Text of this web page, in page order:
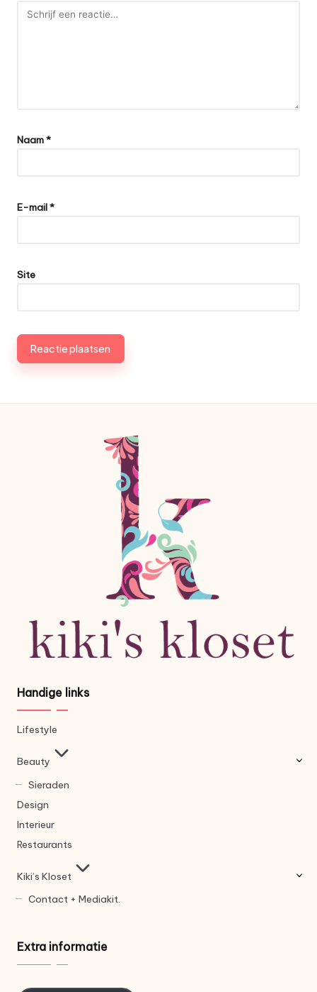
Naam*
E-mail*
Site
Handige links
Lifestyle
Beauty
Sieraden
Design
Interieur
Restaurants
Kiki’s Kloset
Contact + Mediakit.
Extra informatie